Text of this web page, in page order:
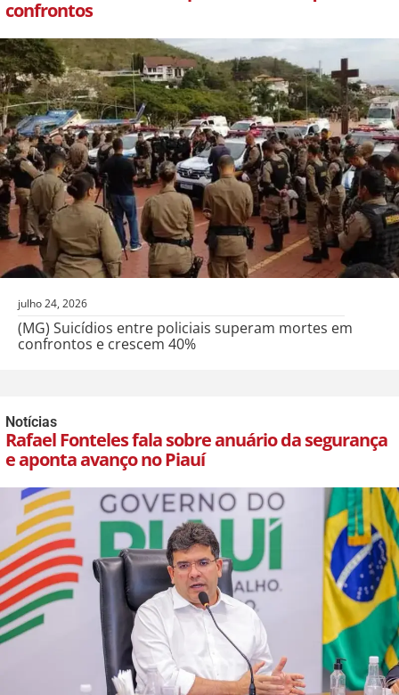
confrontos
julho 24, 2026
(MG) Suicídios entre policiais superam mortes em
confrontos e crescem 40%
Notícias
Rafael Fonteles fala sobre anuário da segurança
e aponta avanço no Piauí